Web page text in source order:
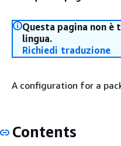
Questa pagina non
lingua.
Richiedi traduzione
A configuration for a
Contents